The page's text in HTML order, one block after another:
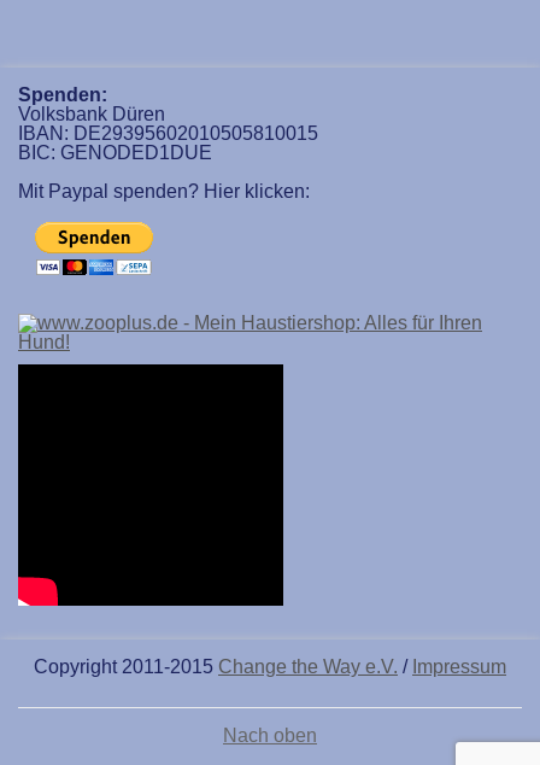
Spenden:
Volksbank Düren
IBAN: DE29395602010505810015
BIC: GENODED1DUE
Mit Paypal spenden? Hier klicken:
Copyright 2011-2015 Change the Way e.V. / Impressum
Nach oben